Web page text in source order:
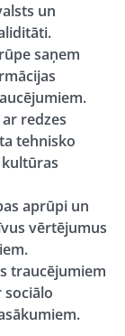
un
saņem
redzes
tehnisko
aprūpi un
vērtējumus
traucējumiem
sociālo